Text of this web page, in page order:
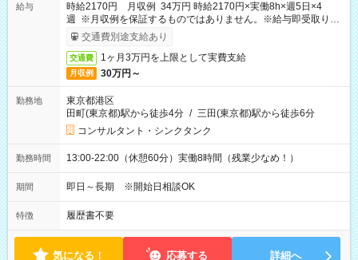
給与
時給2170円 月収例 34万円 時給2170円×実働8h×週5日×4
週 ※月収例を保証するものではありません。※給与即受取りサ
ービス利用可（利用条件有）
交通費別途支給あり
交通費 1ヶ月3万円を上限として実費支給
月収例 30万円～
勤務地
東京都港区
田町(東京都)駅から徒歩4分 / 三田(東京都)駅から徒歩6分
コンサルタント・シンクタンク
勤務時間 13:00-22:00（休憩60分）実働8時間（残業少なめ！）
期間 即日～長期 ※開始日相談OK
特徴 履歴書不要
気になる！ 応募する 詳細へ